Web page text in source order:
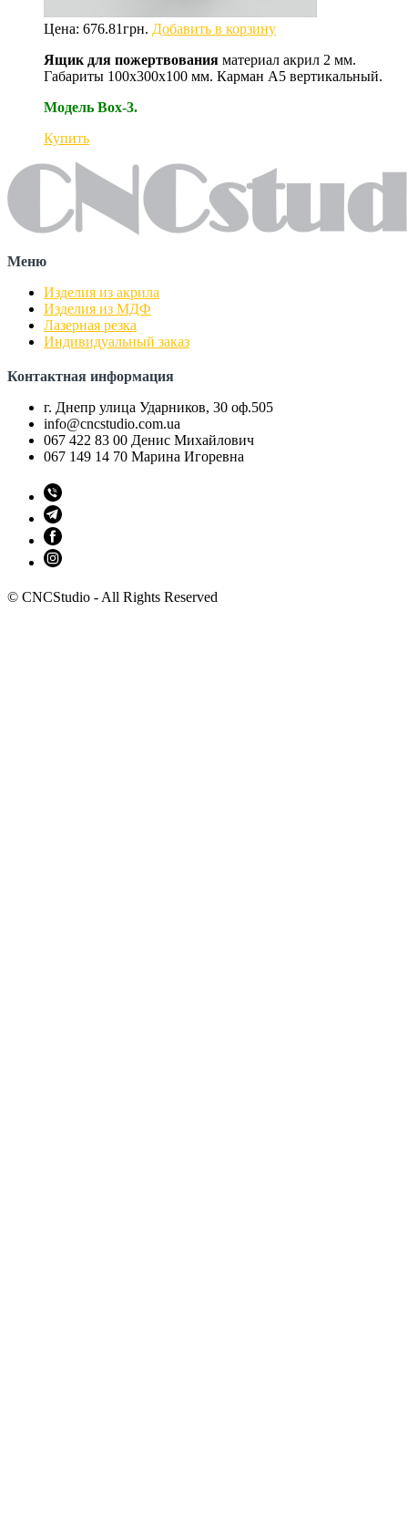
Цена: 676.81грн. Добавить в корзину
Ящик для пожертвования материал акрил 2 мм.
Габариты 100х300х100 мм. Карман А5 вертикальный.
Модель Box-3.
Купить
Меню
Изделия из акрила
Изделия из МДФ
Лазерная резка
Индивидуальный заказ
Контактная информация
г. Днепр улица Ударников, 30 оф.505
info@cncstudio.com.ua
067 422 83 00 Денис Михайлович
067 149 14 70 Марина Игоревна
© CNCStudio - All Rights Reserved